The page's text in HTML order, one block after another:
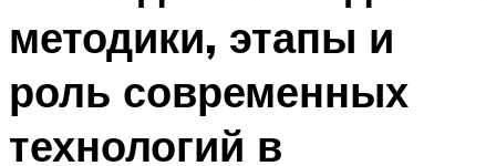
методики, этапы и
роль современных
технологий в